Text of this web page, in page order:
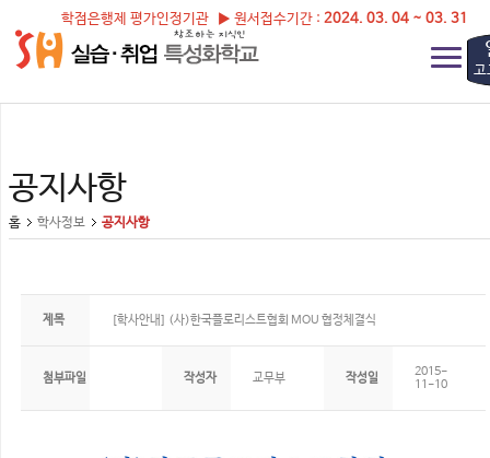
학점은행제 평가인정기관 ▶ 원서접수기간 : 2024. 03. 04 ~ 03. 31
고
공지사항
홈 학사정보 공지사항
제목 [학사안내] (사)한국플로리스트협회 MOU 협정체결식
첨부파일 작성자 교무부 작성일
2015-
11-10